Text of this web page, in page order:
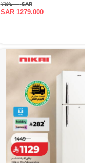
SAR ١٦٤٩.٠٠٠
SAR 1279.000